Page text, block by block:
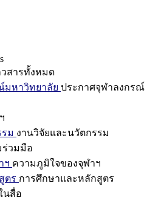
สารทั้งหมด
มหาวิทยาลัย ประกาศจุฬาลงกรณ์
ม งานวิจัยและนวัตกรรม
ร่วมมือ
ฯ ความภูมิใจของจุฬาฯ
ตร การศึกษาและหลักสูตร
นสื่อ